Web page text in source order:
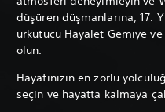
düşüren düşmanlarına, 17.
ürkütücü Hayalet Gemiye
olun.
Hayatınızın en zorlu
seçin ve hayatta kalmaya